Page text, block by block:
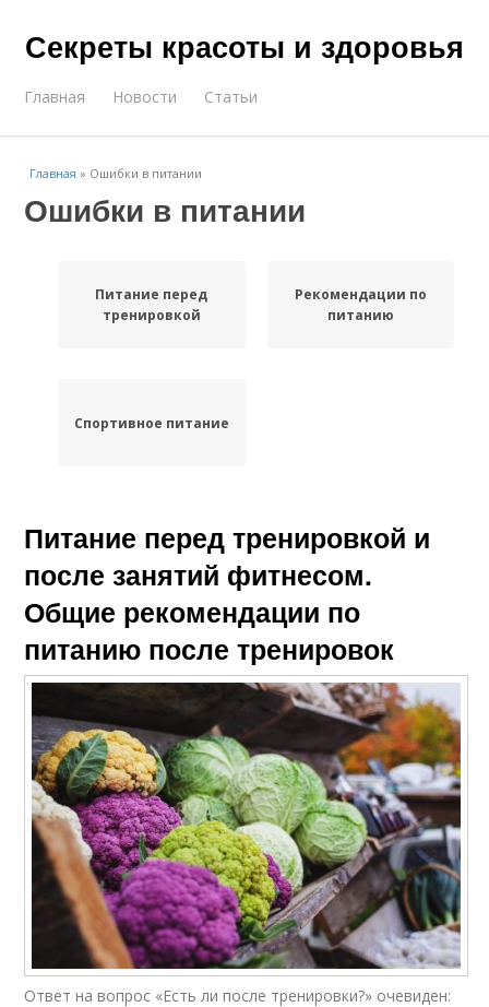
Секреты красоты и здоровья
Главная Новости Статьи
Главная » Ошибки в питании
Ошибки в питании
Питание перед
тренировкой
Рекомендации по
питанию
Спортивное питание
Питание перед тренировкой и
после занятий фитнесом.
Общие рекомендации по
питанию после тренировок
Ответ на вопрос «Есть ли после тренировки?» очевиден: